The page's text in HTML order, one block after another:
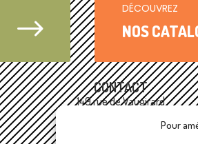
Pour
$
DÉCOUVREZ
NOS
CONTACT
149 rue de Vaugirard